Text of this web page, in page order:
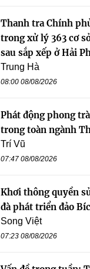
Thanh tra Chính
trong xử lý 363 cơ
sau sắp xếp ở Hải
Trung Hà
08:00 08/08/2026
Phát động phong
trong toàn ngành
Trí Vũ
07:47 08/08/2026
Khơi thông quyền
đà phát triển đảo
Song Việt
07:23 08/08/2026